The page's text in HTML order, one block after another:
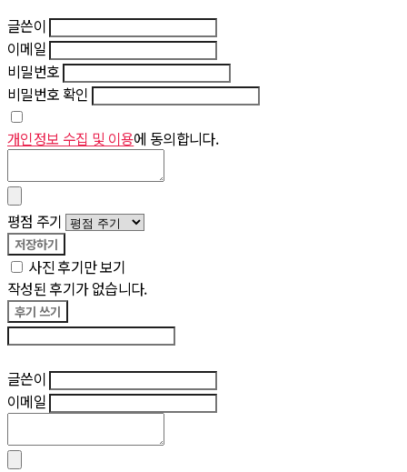
글쓴이
이메일
비밀번호
비밀번호 확인
개인정보 수집 및 이용에 동의합니다.
평점 주기
저장하기
사진 후기만 보기
작성된 후기가 없습니다.
후기 쓰기
글쓴이
이메일